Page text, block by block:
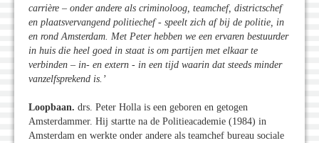
carrière – onder andere als criminoloog, teamchef, districtschef
en plaatsvervangend politiechef - speelt zich af bij de politie, in
en rond Amsterdam. Met Peter hebben we een ervaren bestuurder
in huis die heel goed in staat is om partijen met elkaar te
verbinden – in- en extern - in een tijd waarin dat steeds minder
vanzelfsprekend is.’
Loopbaan. drs. Peter Holla is een geboren en getogen
Amsterdammer. Hij startte na de Politieacademie (1984) in
Amsterdam en werkte onder andere als teamchef bureau sociale